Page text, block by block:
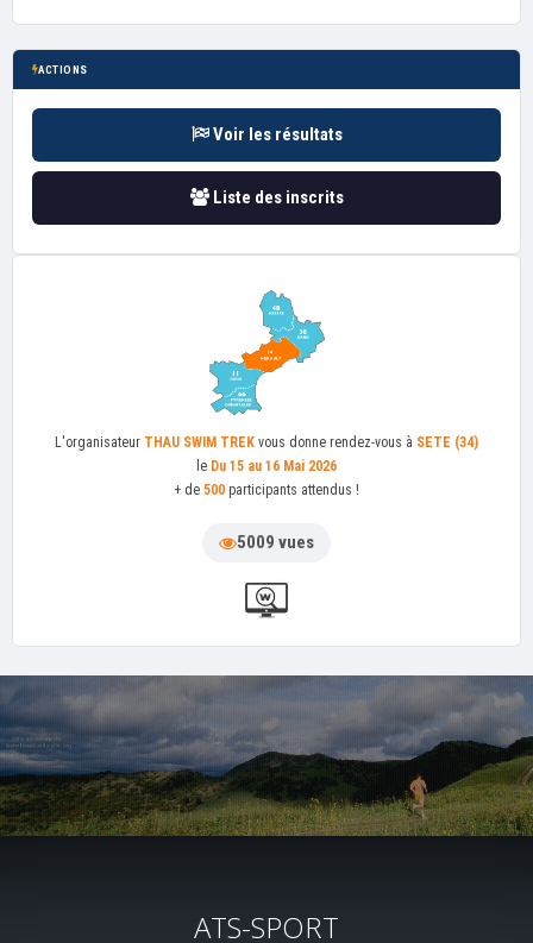
ACTIONS
Voir les résultats
Liste des inscrits
L'organisateur THAU SWIM TREK vous donne rendez-vous à SETE (34)
le Du 15 au 16 Mai 2026
+ de 500 participants attendus !
5009 vues
ATS-SPORT